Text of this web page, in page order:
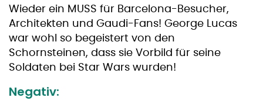
Wieder ein MUSS für Barcelona-Besucher,
Architekten und Gaudi-Fans! George Lucas
war wohl so begeistert von den
Schornsteinen, dass sie Vorbild für seine
Soldaten bei Star Wars wurden!
Negativ: